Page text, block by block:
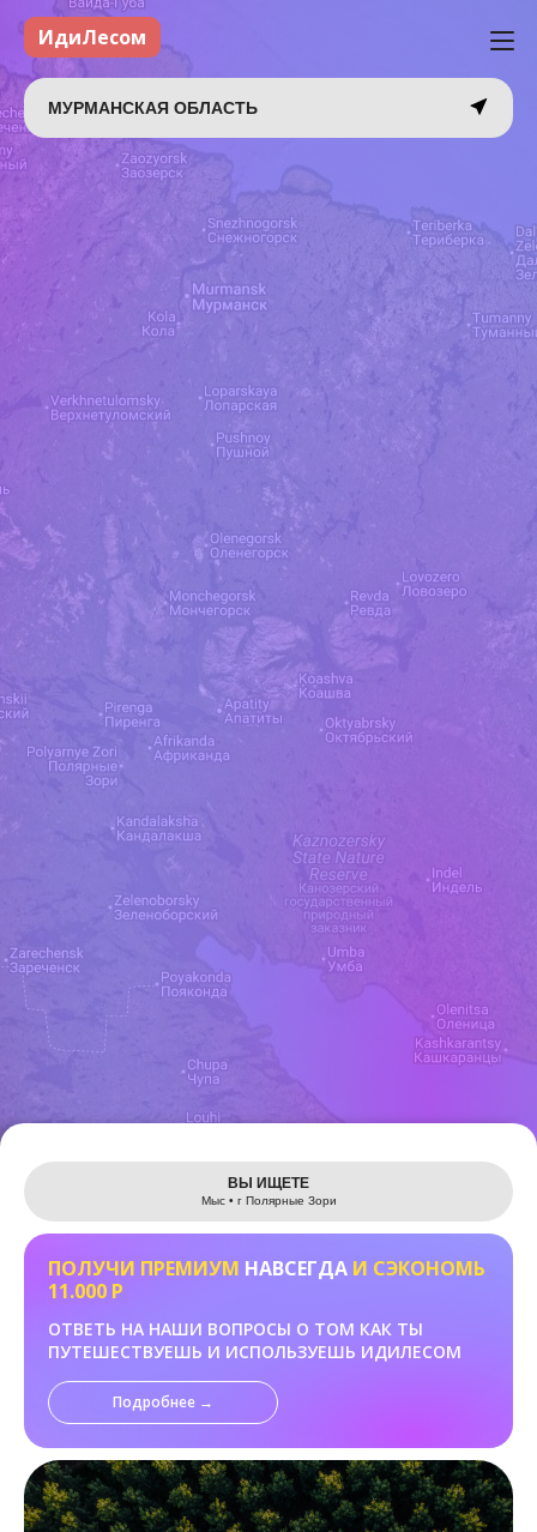
Leaflet
ИдиЛесом
МУРМАНСКАЯ ОБЛАСТЬ
ВЫ ИЩЕТЕ
Мыс • г Полярные Зори
ПОЛУЧИ ПРЕМИУМ НАВСЕГДА И СЭКОНОМЬ
11.000 Р
ОТВЕТЬ НА НАШИ ВОПРОСЫ О ТОМ КАК ТЫ
ПУТЕШЕСТВУЕШЬ И ИСПОЛЬЗУЕШЬ ИДИЛЕСОМ
Подробнее →